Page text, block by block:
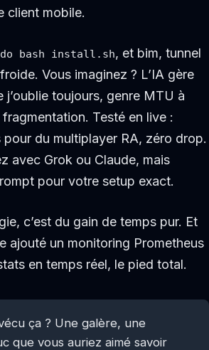
client mobile.
bash install.sh, et bim, tunnel
Vous imaginez ? L’IA gère
j’oublie toujours, genre MTU à
Testé en live :
du multiplayer RA, zéro drop.
avec Grok ou Claude, mais
pour votre setup exact.
c’est du gain de temps pur. Et
ajouté un monitoring Prometheus
en temps réel, le pied total.
ça ? Une galère, une
que vous auriez aimé savoir